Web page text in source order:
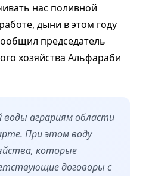
нас поливной
дыни в этом году
председатель
хозяйства Альфараби
воды аграриям области
При этом воду
которые
договоры с